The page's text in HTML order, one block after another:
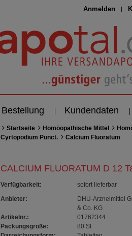
Anmelden
Bestellung Kundendaten
Startseite Homöopathische Mittel
Cyrtopodium Punct.
Calcium Fluoratum
CALCIUM FLUORATUM D 12
Verfügbarkeit:
sofort lieferbar
Anbieter:
DHU-Arzneimittel
& Co. KG
Artikelnr.:
01762344
Packungsgröße:
80 St